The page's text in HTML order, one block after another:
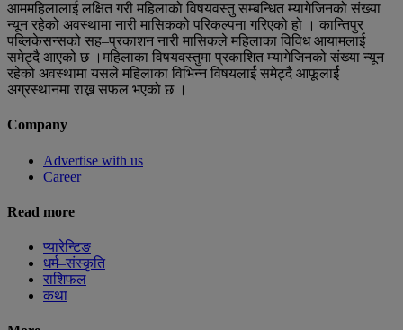
आममहिलालाई लक्षित गरी महिलाको विषयवस्तु सम्बन्धित म्यागेजिनको संख्या
न्यून रहेको अवस्थामा नारी मासिकको परिकल्पना गरिएको हो । कान्तिपुर
पब्लिकेसन्सको सह–प्रकाशन नारी मासिकले महिलाका विविध आयामलार्ई
समेट्दै आएको छ ।महिलाका विषयवस्तुमा प्रकाशित म्यागेजिनको संख्या न्यून
रहेको अवस्थामा यसले महिलाका विभिन्न विषयलार्ई समेट्दै आफूलार्ई
अग्रस्थानमा राख्न सफल भएको छ ।
Company
Advertise with us
Career
Read more
प्यारेन्टिङ
धर्म–संस्कृति
राशिफल
कथा